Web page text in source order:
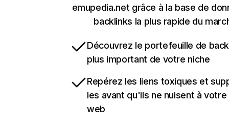
emupedia.net grâce à la base de
backlinks la plus rapide du
Découvrez le portefeuille de
plus important de votre niche
Repérez les liens toxiques et
les avant qu'ils ne nuisent à
web